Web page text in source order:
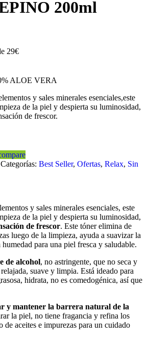
200ml
29€
ALOE VERA
y sales minerales esenciales,este
de la piel y despierta su luminosidad,
de frescor.
Categorías: Best Seller, Ofertas, Relax, Sin
y sales minerales esenciales, este
de la piel y despierta su luminosidad,
de frescor. Este tóner elimina de
luego de la limpieza, ayuda a suavizar la
para una piel fresca y saludable.
de alcohol, no astringente, que no seca y
suave y limpia. Está ideado para
hidrata, no es comedogénica, así que
y mantener la barrera natural de la
la piel, no tiene fragancia y refina los
de aceites e impurezas para un cuidado